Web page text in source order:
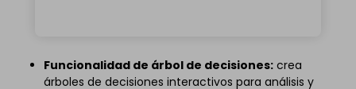
Funcionalidad de árbol de decisiones: crea
árboles de decisiones interactivos para análisis y